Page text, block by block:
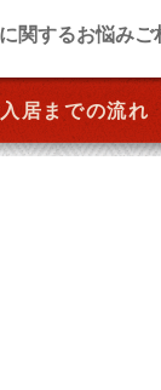
関するお悩みご
居までの流れ